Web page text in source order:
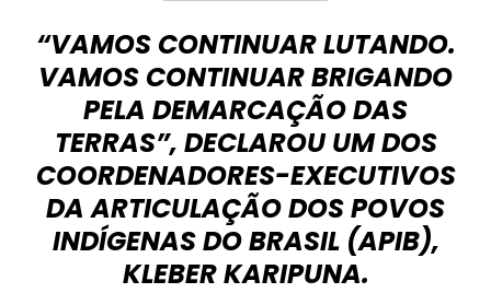
“VAMOS CONTINUAR LUTANDO.
VAMOS CONTINUAR BRIGANDO
PELA DEMARCAÇÃO DAS
TERRAS”, DECLAROU UM DOS
COORDENADORES-EXECUTIVOS
DA ARTICULAÇÃO DOS POVOS
INDÍGENAS DO BRASIL (APIB),
KLEBER KARIPUNA.